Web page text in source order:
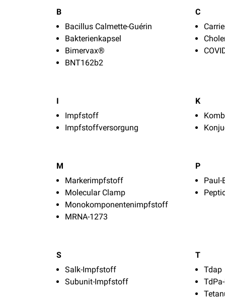
B
Bacillus Calmette-Guérin
Bakterienkapsel
Bimervax®
BNT162b2
C
I
Impfstoff
Impfstoffversorgung
K
M
Markerimpfstoff
Molecular Clamp
Monokomponentenimpfstoff
MRNA-1273
P
Paul-
S
Salk-Impfstoff
Subunit-Impfstoff
T
Tdap